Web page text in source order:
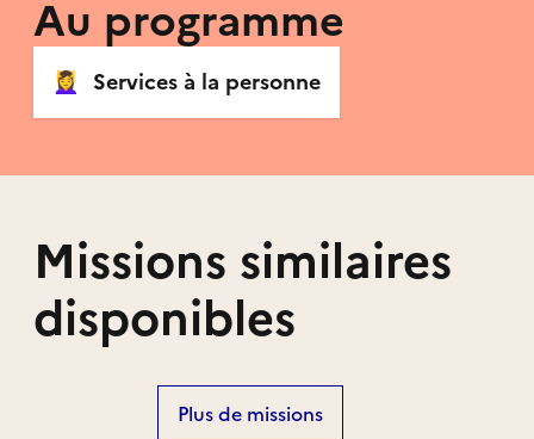
Au programme
💆‍♀️ Services à la personne
Missions similaires
disponibles
Plus de missions